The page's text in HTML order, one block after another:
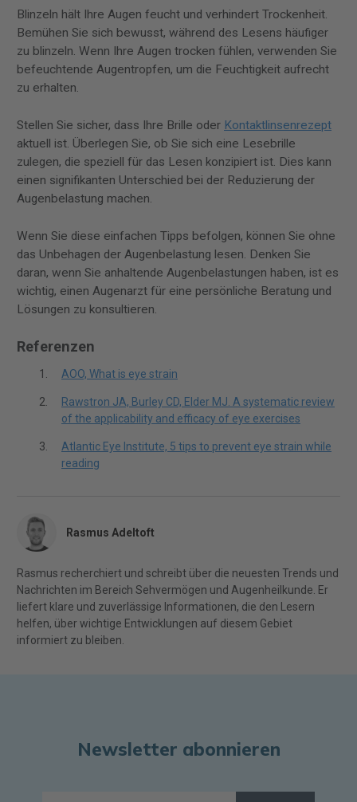
Blinzeln hält Ihre Augen feucht und verhindert Trockenheit.
Bemühen Sie sich bewusst, während des Lesens häufiger
zu blinzeln. Wenn Ihre Augen trocken fühlen, verwenden Sie
befeuchtende Augentropfen, um die Feuchtigkeit aufrecht
zu erhalten.
Stellen Sie sicher, dass Ihre Brille oder Kontaktlinsenrezept
aktuell ist. Überlegen Sie, ob Sie sich eine Lesebrille
zulegen, die speziell für das Lesen konzipiert ist. Dies kann
einen signifikanten Unterschied bei der Reduzierung der
Augenbelastung machen.
Wenn Sie diese einfachen Tipps befolgen, können Sie ohne
das Unbehagen der Augenbelastung lesen. Denken Sie
daran, wenn Sie anhaltende Augenbelastungen haben, ist es
wichtig, einen Augenarzt für eine persönliche Beratung und
Lösungen zu konsultieren.
Referenzen
AOO, What is eye strain
Rawstron JA, Burley CD, Elder MJ. A systematic review
of the applicability and efficacy of eye exercises
Atlantic Eye Institute, 5 tips to prevent eye strain while
reading
Rasmus Adeltoft
Rasmus recherchiert und schreibt über die neuesten Trends und
Nachrichten im Bereich Sehvermögen und Augenheilkunde. Er
liefert klare und zuverlässige Informationen, die den Lesern
helfen, über wichtige Entwicklungen auf diesem Gebiet
informiert zu bleiben.
Newsletter abonnieren